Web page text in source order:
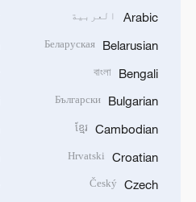
Arabic العربية
Belarusian
Беларуская
Bengali
বাংলা
Bulgarian
Български
Cambodian
ខ្មែរ
Croatian
Hrvatski
Czech
Český